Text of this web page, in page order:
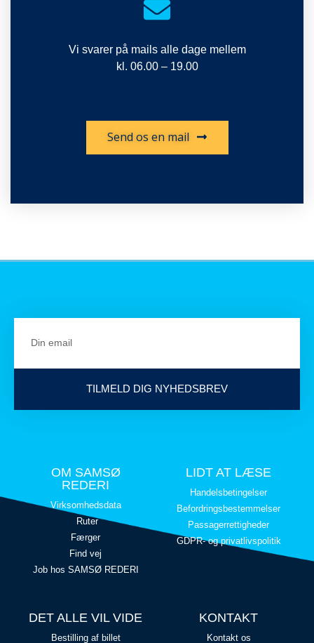
Vi svarer på mails alle dage mellem
kl. 06.00 – 19.00
Send os en mail
TILMELD DIG NYHEDSBREV
OM SAMSØ
REDERI
Virksomhedsdata
Ruter
Færger
Find vej
Job hos SAMSØ REDERI
LIDT AT LÆSE
Handelsbetingelser
Befordringsbestemmelser
Passagerrettigheder
GDPR- og privatlivspolitik
DET ALLE VIL VIDE
Bestilling af billet
KONTAKT
Kontakt os